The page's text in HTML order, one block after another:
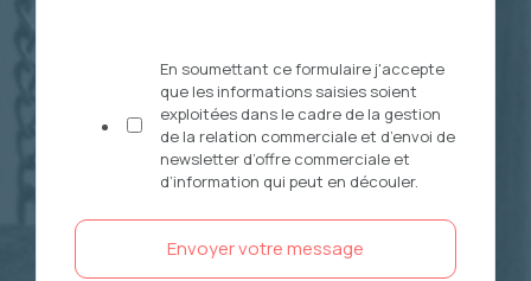
En soumettant ce formulaire j'accepte
que les informations saisies soient
exploitées dans le cadre de la gestion
de la relation commerciale et d’envoi de
newsletter d’offre commerciale et
d’information qui peut en découler.